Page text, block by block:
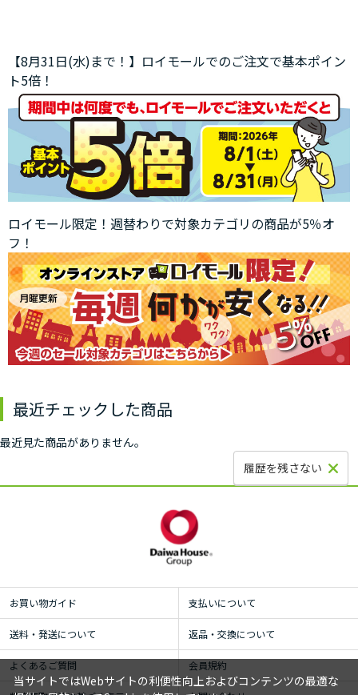
【8月31日(水)まで！】ロイモールでのご注文で基本ポイン
ト5倍！
ロイモール限定！週替わりで対象カテゴリの商品が5％オ
フ！
最近チェックした商品
最近見た商品がありません。
履歴を残さない
お買い物ガイド 支払いについて
送料・発送について 返品・交換について
よくあるご質問 会員規約
当サイトではWebサイトの利便性向上およびコンテンツの最適な